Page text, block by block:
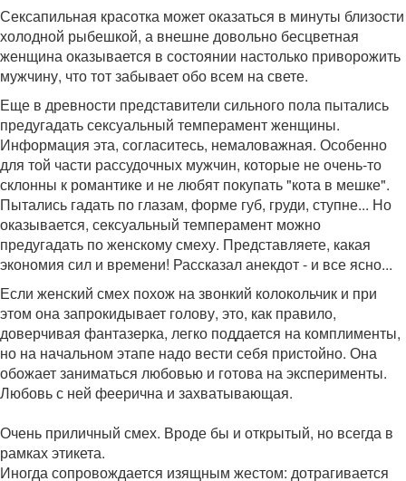
Сексапильная красотка может оказаться в минуты близости
холодной рыбешкой, а внешне довольно бесцветная
женщина оказывается в состоянии настолько приворожить
мужчину, что тот забывает обо всем на свете.
Еще в древности представители сильного пола пытались
предугадать сексуальный темперамент женщины.
Информация эта, согласитесь, немаловажная. Особенно
для той части рассудочных мужчин, которые не очень-то
склонны к романтике и не любят покупать "кота в мешке".
Пытались гадать по глазам, форме губ, груди, ступне... Но
оказывается, сексуальный темперамент можно
предугадать по женскому смеху. Представляете, какая
экономия сил и времени! Рассказал анекдот - и все ясно...
Если женский смех похож на звонкий колокольчик и при
этом она запрокидывает голову, это, как правило,
доверчивая фантазерка, легко поддается на комплименты,
но на начальном этапе надо вести себя пристойно. Она
обожает заниматься любовью и готова на эксперименты.
Любовь с ней феерична и захватывающая.
Очень приличный смех. Вроде бы и открытый, но всегда в
рамках этикета.
Иногда сопровождается изящным жестом: дотрагивается